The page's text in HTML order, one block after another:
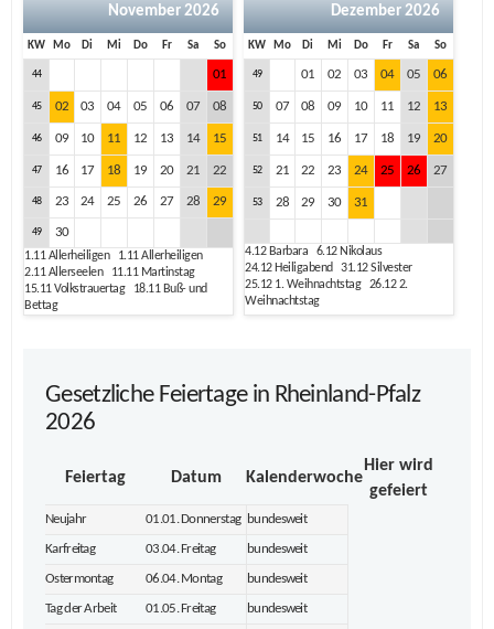
November 2026
KW Mo Di Mi Do Fr Sa So
44 01
45 02 03 04 05 06 07 08
46 09 10 11 12 13 14 15
47 16 17 18 19 20 21 22
48 23 24 25 26 27 28 29
49 30
1.11Allerheiligen 1.11Allerheiligen
2.11Allerseelen 11.11Martinstag
15.11Volkstrauertag 18.11Buß- und
Bettag
Dezember 2026
KW Mo Di Mi Do Fr Sa So
49 01 02 03 04 05 06
50 07 08 09 10 11 12 13
51 14 15 16 17 18 19 20
52 21 22 23 24 25 26 27
53 28 29 30 31
4.12Barbara 6.12Nikolaus
24.12Heiligabend 31.12Silvester
25.121. Weihnachtstag 26.122.
Weihnachtstag
Gesetzliche Feiertage in Rheinland-Pfalz
2026
Feiertag Datum Kalenderwoche
Hier wird
gefeiert
Neujahr 01.01. Donnerstag bundesweit
Karfreitag 03.04. Freitag bundesweit
Ostermontag 06.04. Montag bundesweit
Tag der Arbeit 01.05. Freitag bundesweit